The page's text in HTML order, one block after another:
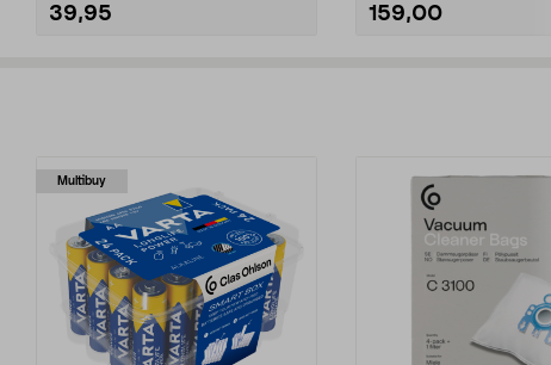
39,95 159,00
Multibuy